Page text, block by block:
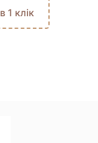
в 1 клік